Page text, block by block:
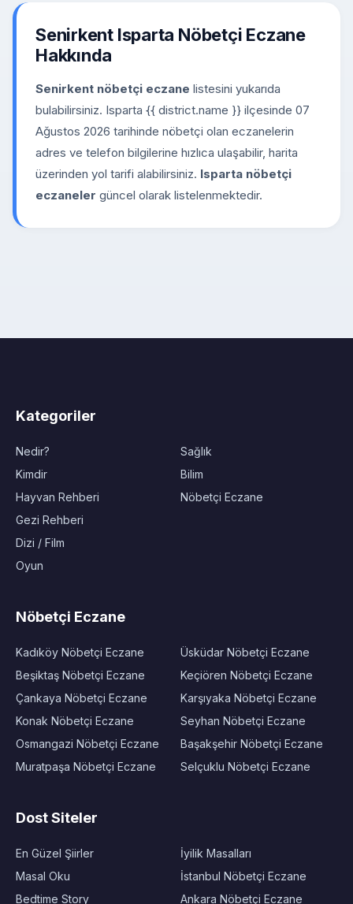
Senirkent Isparta Nöbetçi Eczane
Hakkında
Senirkent nöbetçi eczane listesini yukarıda
bulabilirsiniz. Isparta {{ district.name }} ilçesinde 07
Ağustos 2026 tarihinde nöbetçi olan eczanelerin
adres ve telefon bilgilerine hızlıca ulaşabilir, harita
üzerinden yol tarifi alabilirsiniz. Isparta nöbetçi
eczaneler güncel olarak listelenmektedir.
Kategoriler
Nedir?
Kimdir
Hayvan Rehberi
Gezi Rehberi
Dizi / Film
Oyun
Sağlık
Bilim
Nöbetçi Eczane
Nöbetçi Eczane
Kadıköy Nöbetçi Eczane
Beşiktaş Nöbetçi Eczane
Çankaya Nöbetçi Eczane
Konak Nöbetçi Eczane
Osmangazi Nöbetçi Eczane
Muratpaşa Nöbetçi Eczane
Üsküdar Nöbetçi Eczane
Keçiören Nöbetçi Eczane
Karşıyaka Nöbetçi Eczane
Seyhan Nöbetçi Eczane
Başakşehir Nöbetçi Eczane
Selçuklu Nöbetçi Eczane
Dost Siteler
En Güzel Şiirler
Masal Oku
Bedtime Story
İyilik Masalları
İstanbul Nöbetçi Eczane
Ankara Nöbetçi Eczane